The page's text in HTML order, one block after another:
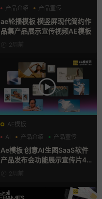
产品介绍
产品宣传
产品展示
ae轮播模板 横竖屏现代简约作
品集产品展示宣传视频AE模板
2周前
AE模板
AI
产品介绍 产品宣传
Ae模板 创意AI生图SaaS软件
产品发布会功能展示宣传片4K
片头2周前